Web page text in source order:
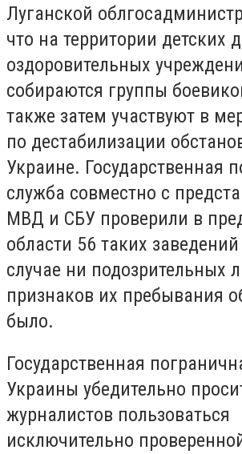
Луганской
что на территории детских
оздоровительных
собираются группы
также затем участвуют в
по дестабилизации
Украине. Государственная
служба совместно с
МВД и СБУ проверили в
области 56 таких
случае ни подозрительных
признаков их пребывания
было.
Государственная
Украины убедительно
журналистов пользоваться
исключительно